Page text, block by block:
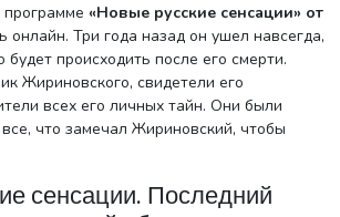
программе «Новые русские сенсации» от
онлайн. Три года назад он ушел навсегда,
будет происходить после его смерти.
Жириновского, свидетели его
всех его личных тайн. Они были
что замечал Жириновский, чтобы
сенсации. Последний